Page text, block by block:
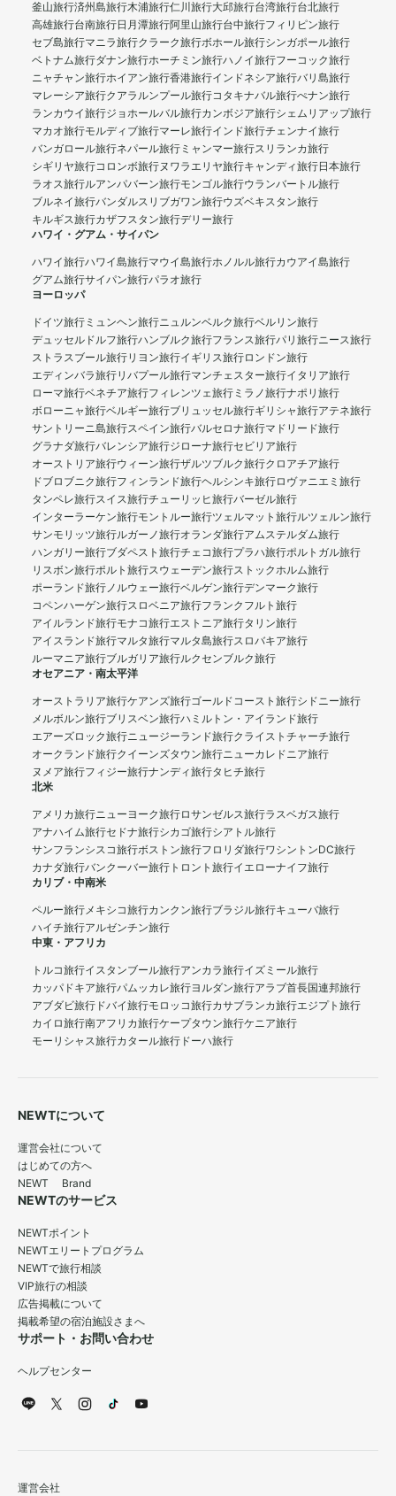
釜山旅行済州島旅行木浦旅行仁川旅行大邱旅行台湾旅行台北旅行
高雄旅行台南旅行日月潭旅行阿里山旅行台中旅行フィリピン旅行
セブ島旅行マニラ旅行クラーク旅行ボホール旅行シンガポール旅行
ベトナム旅行ダナン旅行ホーチミン旅行ハノイ旅行フーコック旅行
ニャチャン旅行ホイアン旅行香港旅行インドネシア旅行バリ島旅行
マレーシア旅行クアラルンプール旅行コタキナバル旅行ぺナン旅行
ランカウイ旅行ジョホールバル旅行カンボジア旅行シェムリアップ旅行
マカオ旅行モルディブ旅行マーレ旅行インド旅行チェンナイ旅行
バンガロール旅行ネパール旅行 ミャンマー旅行スリランカ旅行
シギリヤ旅行コロンボ旅行ヌワラエリヤ旅行キャンディ旅行日本旅行
ラオス旅行ルアンパバーン旅行モンゴル旅行ウランバートル旅行
ブルネイ旅行バンダルスリブガワン旅行ウズベキスタン旅行
キルギス旅行カザフスタン旅行デリー旅行
ハワイ・グアム・サイパン
ハワイ旅行ハワイ島旅行マウイ島旅行ホノルル旅行カウアイ島旅行
グアム旅行サイパン旅行パラオ旅行
ヨーロッパ
ドイツ旅行 ミュンヘン旅行ニュルンベルク旅行ベルリン旅行
デュッセルドルフ旅行ハンブルク旅行フランス旅行パリ旅行ニース旅行
ストラスブール旅行リヨン旅行イギリス旅行ロンドン旅行
エディンバラ旅行リバプール旅行マンチェスター旅行イタリア旅行
ローマ旅行ベネチア旅行フィレンツェ旅行 ミラノ旅行ナポリ旅行
ボローニャ旅行ベルギー旅行ブリュッセル旅行ギリシャ旅行アテネ旅行
サントリーニ島旅行スペイン旅行バルセロナ旅行マドリード旅行
グラナダ旅行バレンシア旅行ジローナ旅行セビリア旅行
オーストリア旅行ウィーン旅行ザルツブルク旅行クロアチア旅行
ドブロブニク旅行フィンランド旅行ヘルシンキ旅行ロヴァニエミ旅行
タンペレ旅行スイス旅行チューリッヒ旅行バーゼル旅行
インターラーケン旅行モントルー旅行ツェルマット旅行ルツェルン旅行
サンモリッツ旅行ルガーノ旅行オランダ旅行アムステルダム旅行
ハンガリー旅行ブダペスト旅行チェコ旅行プラハ旅行ポルトガル旅行
リスボン旅行ポルト旅行スウェーデン旅行ストックホルム旅行
ポーランド旅行ノルウェー旅行ベルゲン旅行デンマーク旅行
コペンハーゲン旅行スロベニア旅行フランクフルト旅行
アイルランド旅行モナコ旅行エストニア旅行タリン旅行
アイスランド旅行マルタ旅行マルタ島旅行スロバキア旅行
ルーマニア旅行ブルガリア旅行ルクセンブルク旅行
オセアニア・南太平洋
オーストラリア旅行ケアンズ旅行ゴールドコースト旅行シドニー旅行
メルボルン旅行ブリスベン旅行ハミルトン・アイランド旅行
エアーズロック旅行ニュージーランド旅行クライストチャーチ旅行
オークランド旅行クイーンズタウン旅行ニューカレドニア旅行
ヌメア旅行フィジー旅行ナンディ旅行タヒチ旅行
北米
アメリカ旅行ニューヨーク旅行ロサンゼルス旅行ラスベガス旅行
アナハイム旅行セドナ旅行シカゴ旅行シアトル旅行
サンフランシスコ旅行ボストン旅行フロリダ旅行ワシントンDC旅行
カナダ旅行バンクーバー旅行 トロント旅行イエローナイフ旅行
カリブ・中南米
ペルー旅行メキシコ旅行カンクン旅行ブラジル旅行キューバ旅行
ハイチ旅行アルゼンチン旅行
中東・アフリカ
トルコ旅行イスタンブール旅行アンカラ旅行イズミール旅行
カッパドキア旅行パムッカレ旅行ヨルダン旅行アラブ首長国連邦旅行
アブダビ旅行 ドバイ旅行モロッコ旅行カサブランカ旅行エジプト旅行
カイロ旅行南アフリカ旅行ケープタウン旅行ケニア旅行
モーリシャス旅行カタール旅行 ドーハ旅行
NEWTについて
運営会社について
はじめての方へ
NEWT Brand
NEWTのサービス
NEWTポイント
NEWTエリートプログラム
NEWTで旅行相談
VIP旅行の相談
広告掲載について
掲載希望の宿泊施設さまへ
サポート・お問い合わせ
ヘルプセンター
運営会社